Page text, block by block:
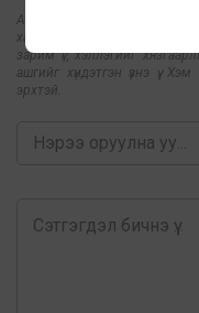
АНХААРУУЛГА: Уншигчдын
хариуцлага хүлээхгүй болно.
зарим үг, хэллэгийг
ашгийг хүндэтгэн үзнэ үү.
эрхтэй.